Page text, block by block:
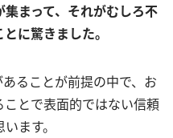
まって、それがむしろ不
に驚きました。
ることが前提の中で、お
とで表面的ではない信頼
ます。